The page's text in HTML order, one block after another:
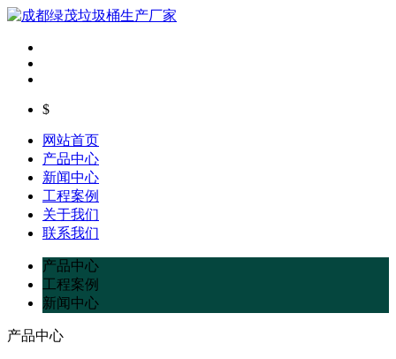
$
网站首页
产品中心
新闻中心
工程案例
关于我们
联系我们
产品中心
工程案例
新闻中心
产品中心